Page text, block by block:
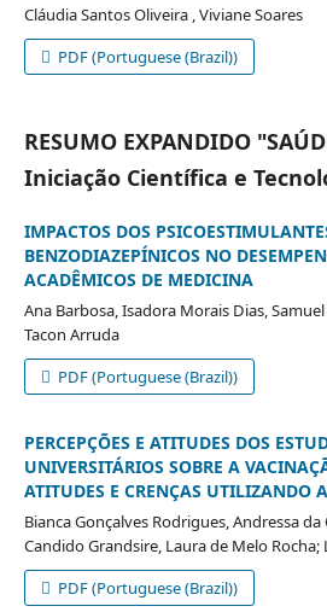
Cláudia Santos Oliveira , Viviane Soares
PDF (Portuguese (Brazil))
RESUMO EXPANDIDO
Iniciação Científica e
IMPACTOS DOS
BENZODIAZEPÍNICOS NO
ACADÊMICOS DE MEDICINA
Ana Barbosa, Isadora Morais Dias,
Tacon Arruda
PDF (Portuguese (Brazil))
PERCEPÇÕES E ATITUDES DOS
UNIVERSITÁRIOS SOBRE A
ATITUDES E CRENÇAS UTILIZANDO
Bianca Gonçalves Rodrigues, Andressa
Candido Grandsire, Laura de Melo Rocha;
PDF (Portuguese (Brazil))